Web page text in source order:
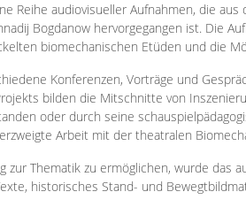
Reihe audiovisueller Aufnahmen, die
Bogdanow hervorgegangen ist. Die
biomechanischen Etüden und die
Konferenzen, Vorträge und
bilden die Mitschnitte von
oder durch seine
Arbeit mit der theatralen
Thematik zu ermöglichen, wurde das
historisches Stand- und